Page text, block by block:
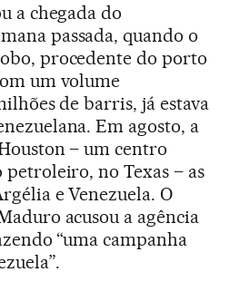
a chegada do
passada, quando o
procedente do porto
um volume
de barris, já estava
Em agosto, a
– um centro
no Texas – as
e Venezuela. O
acusou a agência
“uma campanha